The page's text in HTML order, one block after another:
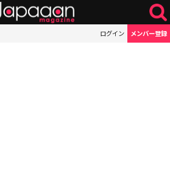
ログイン メンバー登録